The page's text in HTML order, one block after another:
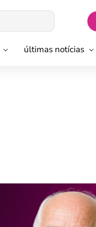
últimas notícias